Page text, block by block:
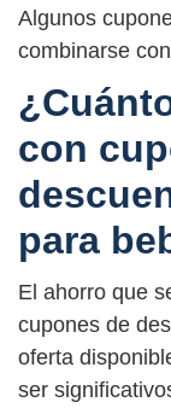
Algunos
combinarse
con
para
El ahorro que
cupones de
oferta
ser